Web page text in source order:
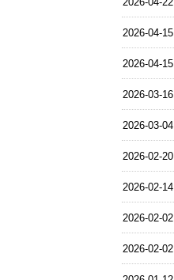
2026-04-15
2026-04-15
2026-03-16
2026-03-04
2026-02-20
2026-02-14
2026-02-02
2026-02-02